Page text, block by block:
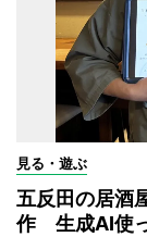
見る・遊ぶ
五反田の居酒
作 生成AI使